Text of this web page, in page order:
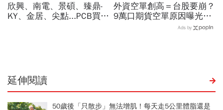
欣興、南電、景碩、臻鼎-
KY、金居、尖點...PCB買誰
外資空單創高＝台股要崩？
9萬口期貨空單原因曝光！
華邦電、南亞科...老手喊
Ads by
延伸閱讀
50歲後「只散步」無法增肌！每天走5公里體脂還是